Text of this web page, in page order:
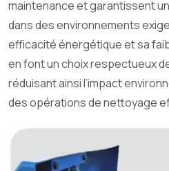
maintenance et garantissent
dans des environnements
efficacité énergétique et sa
en font un choix respectueux
réduisant ainsi l’impact
des opérations de nettoyage